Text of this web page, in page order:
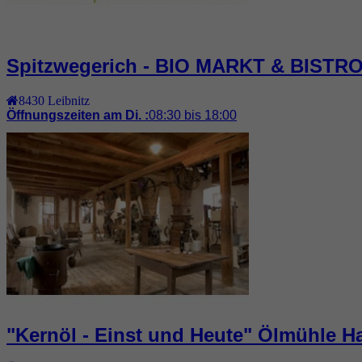
Spitzwegerich - BIO MARKT & BISTRO
8430 Leibnitz
Öffnungszeiten am Di. :08:30 bis 18:00
"Kernöl - Einst und Heute" Ölmühle